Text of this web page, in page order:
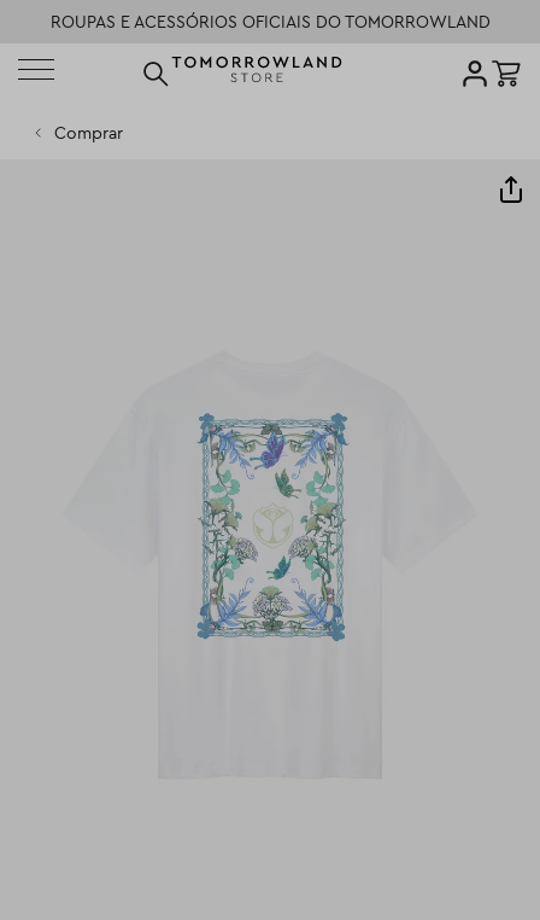
ROUPAS E ACESSÓRIOS OFICIAIS DO TOMORROWLAND
PENSADO PARA PEOPLE OF TOMORROW
Comprar